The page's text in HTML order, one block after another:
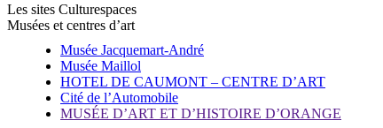
Les sites Culturespaces
Musées et centres d’art
Musée Jacquemart-André
Musée Maillol
HOTEL DE CAUMONT – CENTRE D’ART
Cité de l’Automobile
MUSÉE D’ART ET D’HISTOIRE D’ORANGE